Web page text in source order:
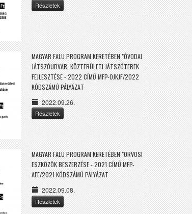
Részletek
MAGYAR FALU PROGRAM KERETÉBEN "ÓVODAI
JÁTSZÓUDVAR, KÖZTERÜLETI JÁTSZÓTEREK
FEJLESZTÉSE - 2022 CÍMŰ MFP-OJKJF/2022
KÓDSZÁMÚ PÁLYÁZAT
2022.09.26.
Részletek
MAGYAR FALU PROGRAM KERETÉBEN "ORVOSI
ESZKÖZÖK BESZERZÉSE - 2021 CÍMŰ MFP-
AEE/2021 KÓDSZÁMÚ PÁLYÁZAT
2022.09.08.
Részletek